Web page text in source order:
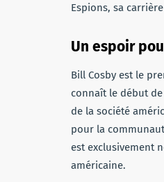
Espions, sa
Un espoir
Bill Cosby est le
connaît le début
de la société
pour la
est exclusivement
américaine.